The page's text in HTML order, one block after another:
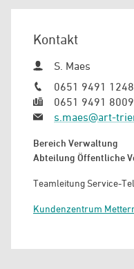
Kontakt
S. Maes
0651 9491 1248
0651 9491 8009
s.maes@art-
Bereich Verwaltung
Abteilung Öffentliche
Teamleitung Service-
Kundenzentrum